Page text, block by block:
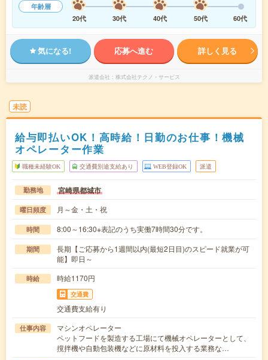
年齢層
20代
30代 40代 50代 60代
気になる! 応募へ進む 詳しく見る
派遣会社 株式会社テクノ・サービス
未読
給与即払いOK！高時給！日勤のお仕事！機械
オペレーター作業
職種未経験OK 交通費別途支給あり WEB登録OK 派遣
勤務地 宮崎県都城市
曜日頻度 月～金・土・祝
時間 8:00～16:30※表記のうち実働7時間30分です。
期間
長期【ご応募から1週間以内(最短2日目)のスピード就業が可
能】即日～
時給 時給1170円
交通費
交通費支給有り
仕事内容
マシンオペレーター
ペットフードを製造する工場にて機械オペレーターとして、
撹拌機や自動包装機などに原材料を投入する業務な…